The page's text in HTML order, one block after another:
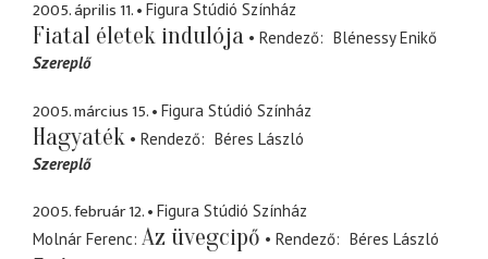
2005. április 11. Figura Stúdió Színház
Fiatal életek indulója Rendező
Blénessy Enikő
Szereplő
2005. március 15. Figura Stúdió Színház
Hagyaték Rendező
Béres László
Szereplő
2005. február 12.
Figura Stúdió Színház
Molnár Ferenc Az üvegcipő Rendező
Béres László